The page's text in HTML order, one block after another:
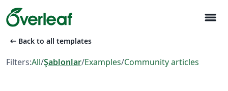
menu
arrow_left_alt Back to all templates
Filters:All/Şablonlar/Examples/Community articles